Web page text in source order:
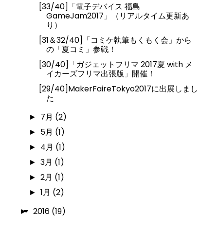
[33/40]「電子デバイス 福島
GameJam2017」（リアルタイム更新あ
り）
[31＆32/40]「コミケ執筆もくもく会」から
の「夏コミ」参戦！
[30/40]「ガジェットフリマ 2017夏 with メ
イカーズフリマ出張版」開催！
[29/40]MakerFaireTokyo2017に出展しまし
た
► 7月 (2)
► 5月 (1)
► 4月 (1)
►3月 (1)
►2月 (1)
►1月 (2)
► 2016 (19)